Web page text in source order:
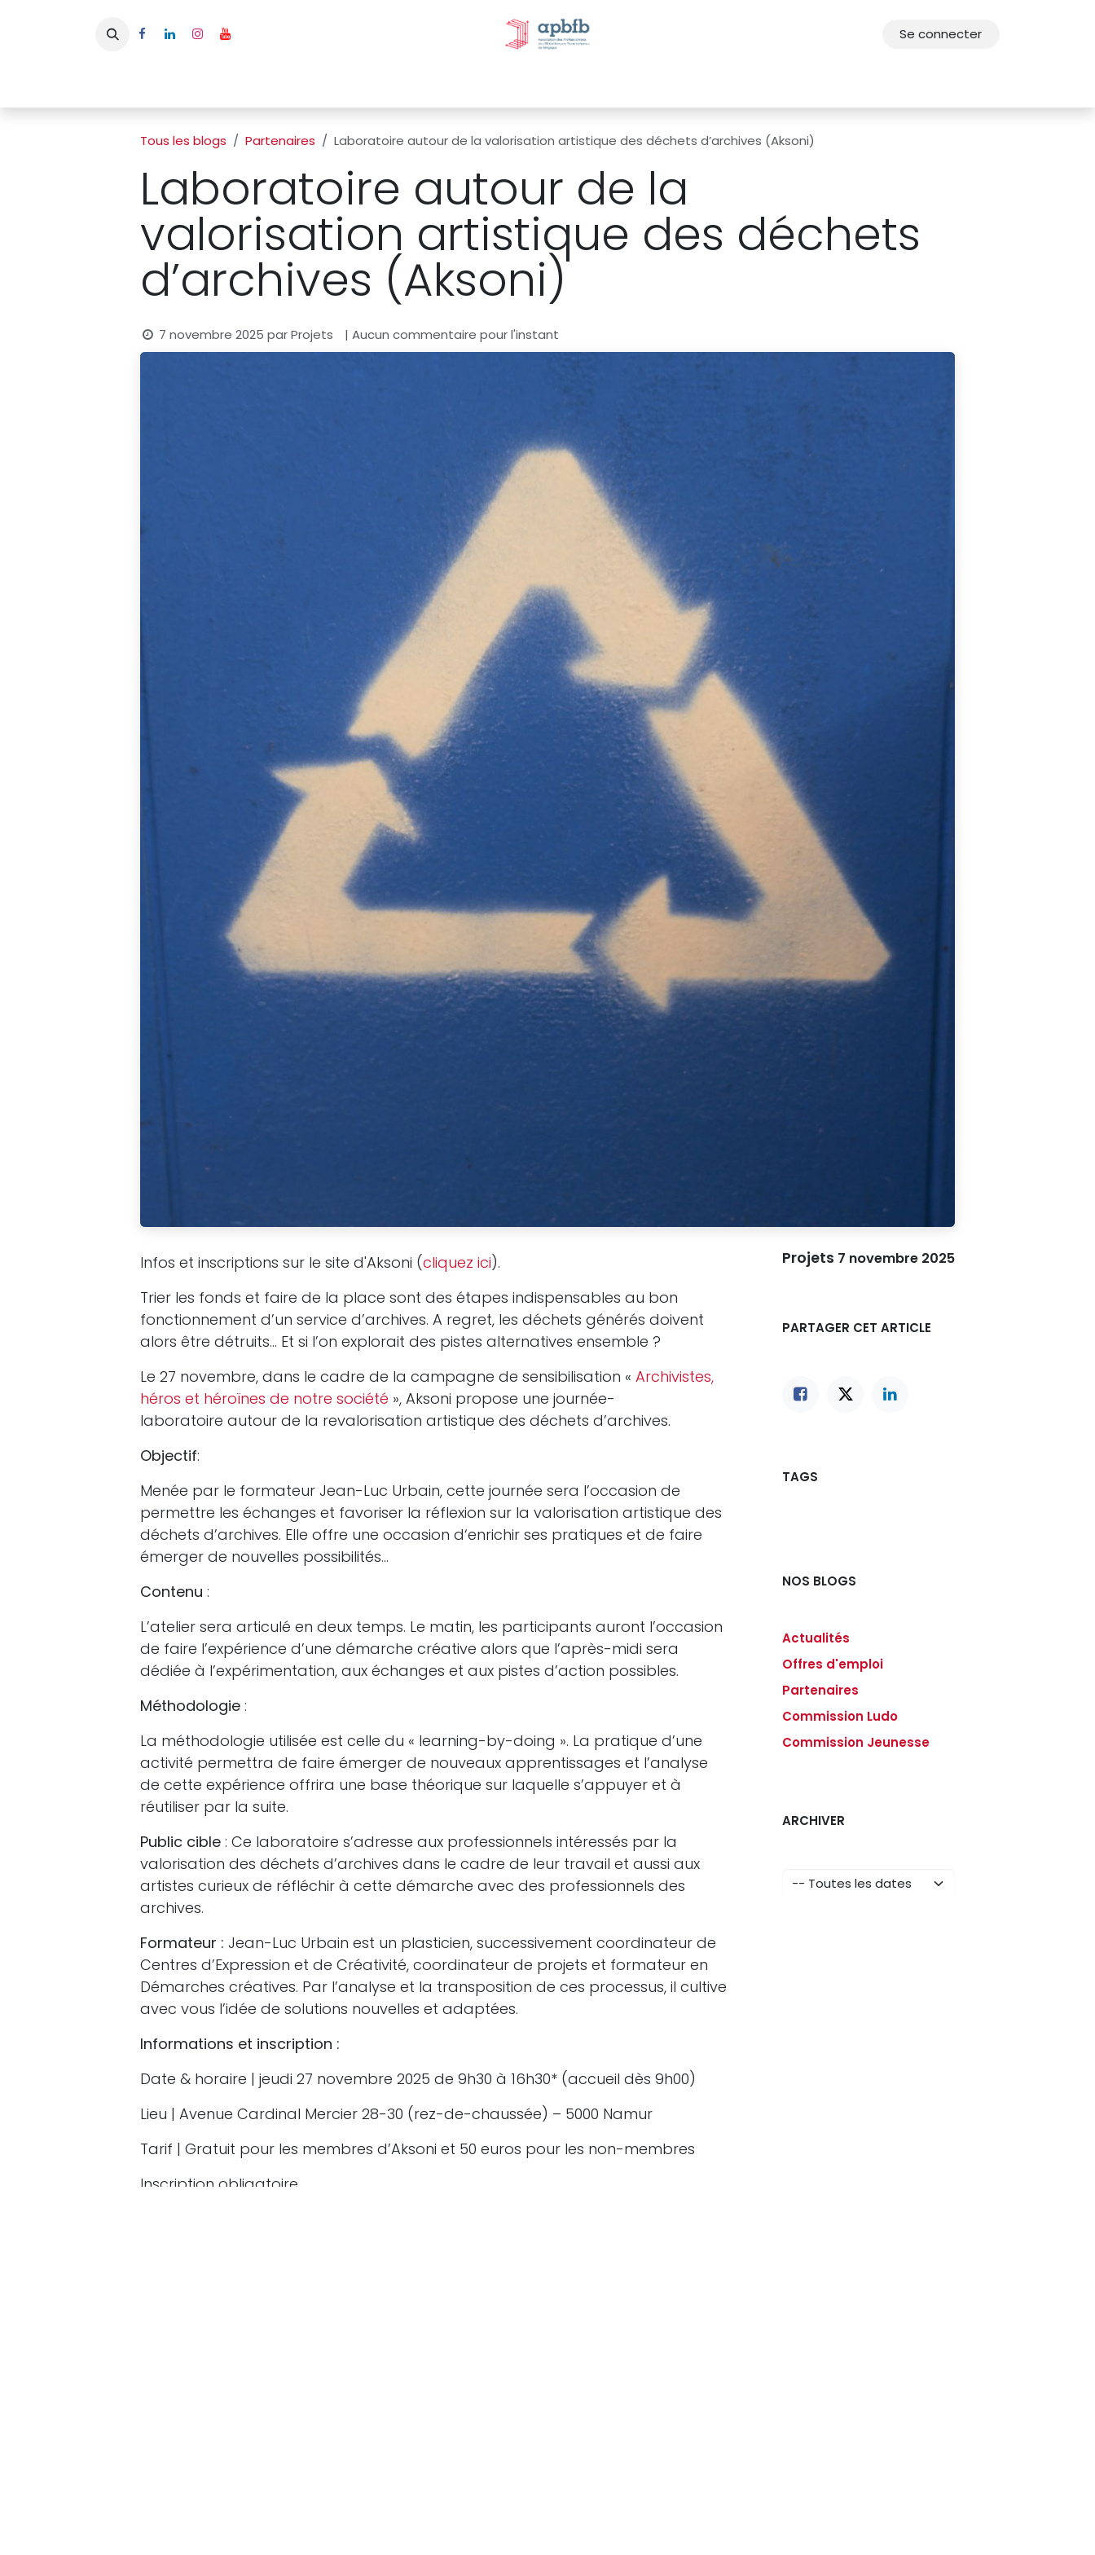
Se connecter
Tous les blogs Partenaires Laboratoire autour de la valorisation artistique des déchets d’archives (Aksoni)
Laboratoire autour de la
valorisation artistique des déchets
d’archives (Aksoni)
7 novembre 2025 parProjets | Aucun commentaire pour l'instant
Infos et inscriptions sur le site d'Aksoni (cliquez ici).
Trier les fonds et faire de la place sont des étapes indispensables au bon
fonctionnement d’un service d’archives. A regret, les déchets générés doivent
alors être détruits… Et si l’on explorait des pistes alternatives ensemble ?
Le 27 novembre, dans le cadre de la campagne de sensibilisation « Archivistes,
héros et héroïnes de notre société », Aksoni propose une journée-
laboratoire autour de la revalorisation artistique des déchets d’archives.
Objectif:
Menée par le formateur Jean-Luc Urbain, cette journée sera l’occasion de
permettre les échanges et favoriser la réflexion sur la valorisation artistique des
déchets d’archives. Elle offre une occasion d‘enrichir ses pratiques et de faire
émerger de nouvelles possibilités…
Contenu :
L’atelier sera articulé en deux temps. Le matin, les participants auront l’occasion
de faire l’expérience d’une démarche créative alors que l’après-midi sera
dédiée à l’expérimentation, aux échanges et aux pistes d’action possibles.
Méthodologie :
La méthodologie utilisée est celle du « learning-by-doing ». La pratique d’une
activité permettra de faire émerger de nouveaux apprentissages et l’analyse
de cette expérience offrira une base théorique sur laquelle s’appuyer et à
réutiliser par la suite.
Public cible : Ce laboratoire s’adresse aux professionnels intéressés par la
valorisation des déchets d’archives dans le cadre de leur travail et aussi aux
artistes curieux de réfléchir à cette démarche avec des professionnels des
archives.
Formateur : Jean-Luc Urbain est un plasticien, successivement coordinateur de
Centres d’Expression et de Créativité, coordinateur de projets et formateur en
Démarches créatives. Par l’analyse et la transposition de ces processus, il cultive
avec vous l’idée de solutions nouvelles et adaptées.
Informations et inscription :
Date & horaire | jeudi 27 novembre 2025 de 9h30 à 16h30* (accueil dès 9h00)
Lieu | Avenue Cardinal Mercier 28-30 (rez-de-chaussée) – 5000 Namur
Tarif | Gratuit pour les membres d’Aksoni et 50 euros pour les non-membres
Inscription obligatoire
Projets 7 novembre 2025
PARTAGER CET ARTICLE
TAGS
NOS BLOGS
Actualités
Offres d'emploi
Partenaires
Commission Ludo
Commission Jeunesse
ARCHIVER